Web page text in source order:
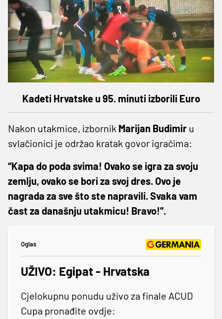
Kadeti Hrvatske u 95. minuti izborili Euro
Nakon utakmice, izbornik Marijan Budimir u
svlačionici je održao kratak govor igračima:
“Kapa do poda svima! Ovako se igra za svoju
zemlju, ovako se bori za svoj dres. Ovo je
nagrada za sve što ste napravili. Svaka vam
čast za današnju utakmicu! Bravo!”.
Oglas
UŽIVO: Egipat - Hrvatska
Cjelokupnu ponudu uživo za finale ACUD
Cupa pronađite ovdje: